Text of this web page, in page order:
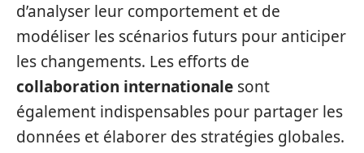
d’analyser leur comportement et de
modéliser les scénarios futurs pour anticiper
les changements. Les efforts de
collaboration internationale sont
également indispensables pour partager les
données et élaborer des stratégies globales.